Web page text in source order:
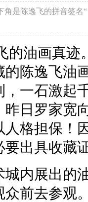
是陈逸飞的拼音签名
的油画真迹
陈逸飞油
一石激起
日罗家宽
格担保！
要出具收藏
内展出的
前去参观